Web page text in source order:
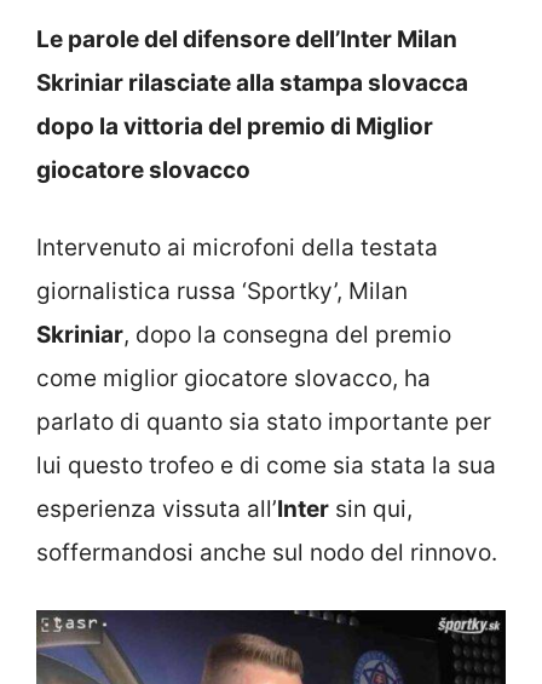
Le parole del difensore dell’Inter Milan
Skriniar rilasciate alla stampa slovacca
dopo la vittoria del premio di Miglior
giocatore slovacco
Intervenuto ai microfoni della testata
giornalistica russa ‘Sportky’, Milan
Skriniar, dopo la consegna del premio
come miglior giocatore slovacco, ha
parlato di quanto sia stato importante per
lui questo trofeo e di come sia stata la sua
esperienza vissuta all’Inter sin qui,
soffermandosi anche sul nodo del rinnovo.